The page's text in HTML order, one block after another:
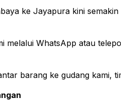
ke Jayapura kini
melalui WhatsApp atau
barang ke gudang kami,